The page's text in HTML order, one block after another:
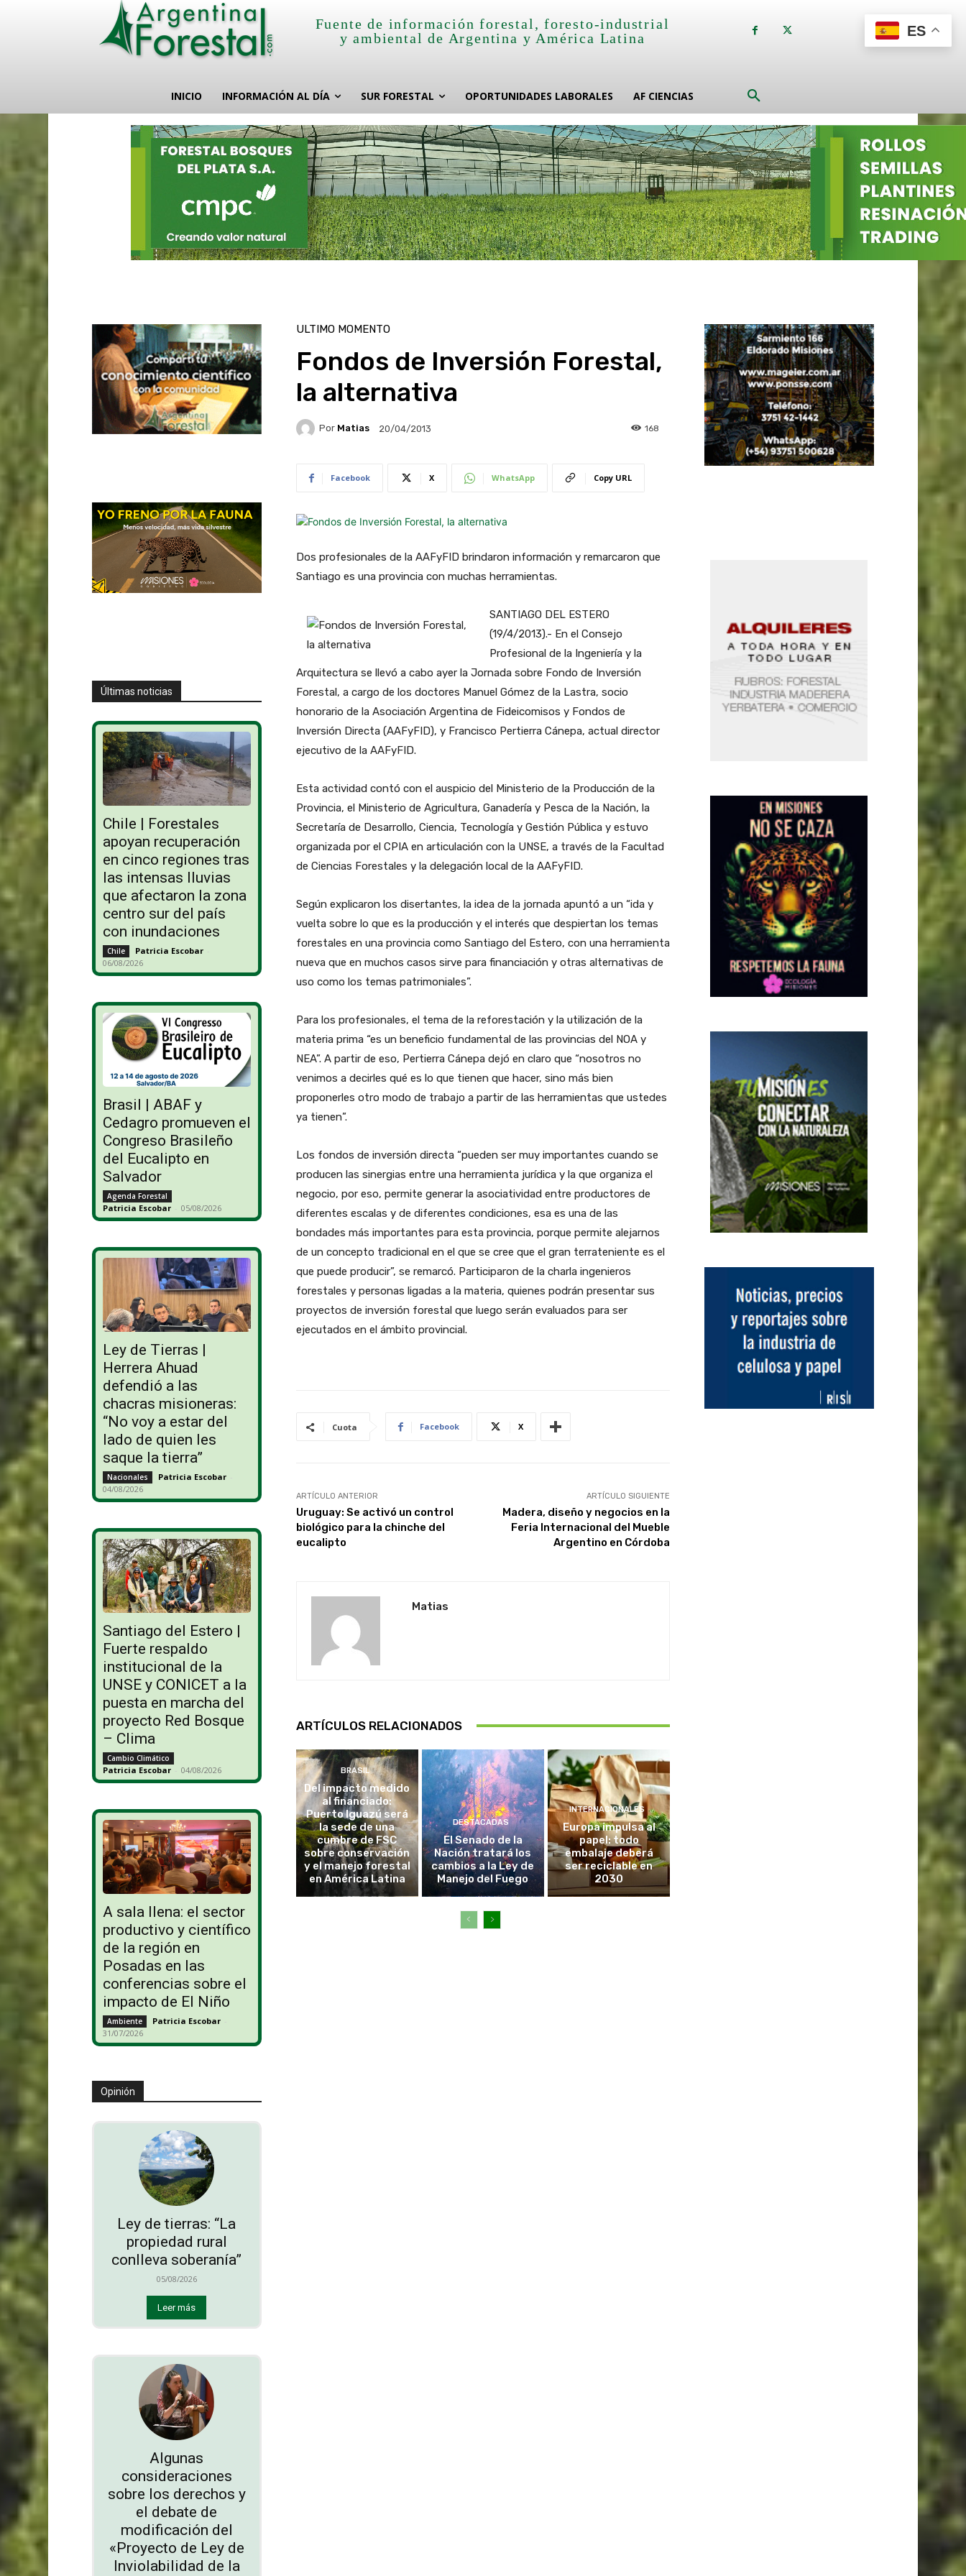
Fuente de información forestal, foresto-industrial
y ambiental de Argentina y América Latina
INICIO INFORMACIÓN AL DÍA SUR FORESTAL OPORTUNIDADES LABORALES AF CIENCIAS
Últimas noticias
Chile | Forestales
apoyan recuperación
en cinco regiones tras
las intensas lluvias
que afectaron la zona
centro sur del país
con inundaciones
Chile Patricia Escobar -
06/08/2026
Brasil | ABAF y
Cedagro promueven el
Congreso Brasileño
del Eucalipto en
Salvador
Agenda Forestal
Patricia Escobar - 05/08/2026
Ley de Tierras |
Herrera Ahuad
defendió a las
chacras misioneras:
“No voy a estar del
lado de quien les
saque la tierra”
Nacionales Patricia Escobar -
04/08/2026
Santiago del Estero |
Fuerte respaldo
institucional de la
UNSE y CONICET a la
puesta en marcha del
proyecto Red Bosque
– Clima
Cambio Climático
Patricia Escobar - 04/08/2026
A sala llena: el sector
productivo y científico
de la región en
Posadas en las
conferencias sobre el
impacto de El Niño
Ambiente Patricia Escobar -
31/07/2026
Opinión
Ley de tierras: “La
propiedad rural
conlleva soberanía”
05/08/2026
Leer más
Algunas
consideraciones
sobre los derechos y
el debate de
modificación del
«Proyecto de Ley de
Inviolabilidad de la
ULTIMO MOMENTO
Fondos de Inversión Forestal,
la alternativa
Por Matias 20/04/2013 168
Facebook X WhatsApp Copy URL
Dos profesionales de la AAFyFID brindaron información y remarcaron que
Santiago es una provincia con muchas herramientas.
SANTIAGO DEL ESTERO
(19/4/2013).- En el Consejo
Profesional de la Ingeniería y la
Arquitectura se llevó a cabo ayer la Jornada sobre Fondo de Inversión
Forestal, a cargo de los doctores Manuel Gómez de la Lastra, socio
honorario de la Asociación Argentina de Fideicomisos y Fondos de
Inversión Directa (AAFyFID), y Francisco Pertierra Cánepa, actual director
ejecutivo de la AAFyFID.
Esta actividad contó con el auspicio del Ministerio de la Producción de la
Provincia, el Ministerio de Agricultura, Ganadería y Pesca de la Nación, la
Secretaría de Desarrollo, Ciencia, Tecnología y Gestión Pública y estuvo
organizada por el CPIA en articulación con la UNSE, a través de la Facultad
de Ciencias Forestales y la delegación local de la AAFyFID.
Según explicaron los disertantes, la idea de la jornada apuntó a un “ida y
vuelta sobre lo que es la producción y el interés que despiertan los temas
forestales en una provincia como Santiago del Estero, con una herramienta
nueva que en muchos casos sirve para financiación y otras alternativas de
uso como los temas patrimoniales”.
Para los profesionales, el tema de la reforestación y la utilización de la
materia prima “es un beneficio fundamental de las provincias del NOA y
NEA”. A partir de eso, Pertierra Cánepa dejó en claro que “nosotros no
venimos a decirles qué es lo que tienen que hacer, sino más bien
proponerles otro modo de trabajo a partir de las herramientas que ustedes
ya tienen”.
Los fondos de inversión directa “pueden ser muy importantes cuando se
producen las sinergias entre una herramienta jurídica y la que organiza el
negocio, por eso, permite generar la asociatividad entre productores de
diferentes escalas y de diferentes condiciones, esa es una de las
bondades más importantes para esta provincia, porque permite alejarnos
de un concepto tradicional en el que se cree que el gran terrateniente es el
que puede producir”, se remarcó. Participaron de la charla ingenieros
forestales y personas ligadas a la materia, quienes podrán presentar sus
proyectos de inversión forestal que luego serán evaluados para ser
ejecutados en el ámbito provincial.
Cuota Facebook X
ARTÍCULO ANTERIOR
Uruguay: Se activó un control
biológico para la chinche del
eucalipto
ARTÍCULO SIGUIENTE
Madera, diseño y negocios en la
Feria Internacional del Mueble
Argentino en Córdoba
Matias
ARTÍCULOS RELACIONADOS
BRASIL
Del impacto medido
al financiado:
Puerto Iguazú será
la sede de una
cumbre de FSC
sobre conservación
y el manejo forestal
en América Latina
DESTACADAS
El Senado de la
Nación tratará los
cambios a la Ley de
Manejo del Fuego
INTERNACIONALES
Europa impulsa al
papel: todo
embalaje deberá
ser reciclable en
2030
ES